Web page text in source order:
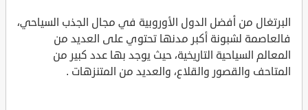
البرتغال من أفضل الدول الأوروبية في مجال الجذب السياحي،
فالعاصمة لشبونة أكبر مدنها تحتوي على العديد من
المعالم السياحية التاريخية، حيث يوجد بها عدد كبير من
المتاحف والقصور والقلاع، والعديد من المتنزهات .